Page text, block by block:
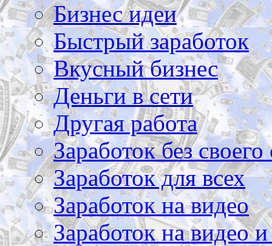
Бизнес идеи
Быстрый заработок
Вкусный бизнес
Деньги в сети
Другая работа
Заработок без своего
Заработок для всех
Заработок на видео
Заработок на видео